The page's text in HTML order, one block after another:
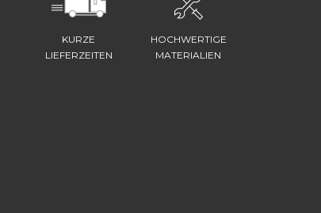
KURZE
LIEFERZEITEN
HOCHWERTIGE
MATERIALIEN